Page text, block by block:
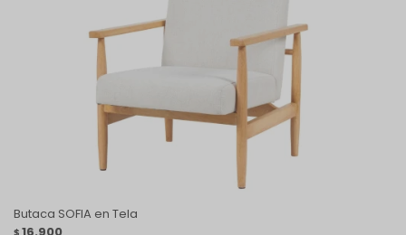
Butaca SOFIA en Tela